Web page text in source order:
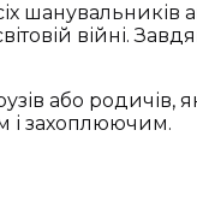
війні.
або родичів,
і захоплюючим.